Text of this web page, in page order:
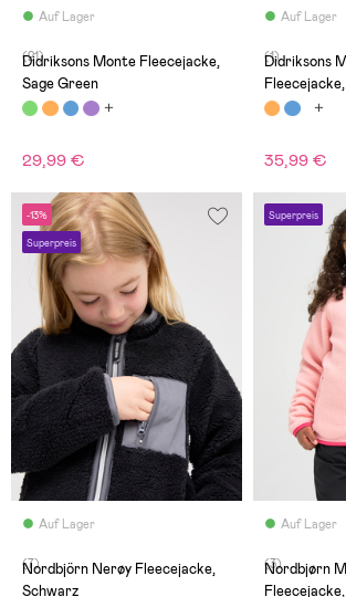
Auf Lager
(21)
Didriksons Monte Fleecejacke,
Sage Green
29,99 €
Auf Lager
(1)
Didriksons
35,99 €
-13%
Superpreis
Auf Lager
(7)
Nordbjörn Nerøy Fleecejacke,
Schwarz
Superpreis
Auf Lager
(3)
Nordbjørn